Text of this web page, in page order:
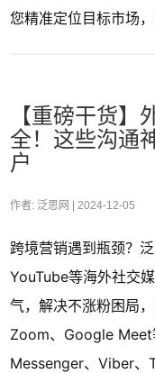
您精准定位目标市场，
【重磅干货】
全！这些沟通
户
作者: 泛思网 | 2024-12-05
跨境营销遇到瓶颈？
YouTube等海外社交
气，解决不涨粉困局
Zoom、Google Meet
Messenger、Viber、